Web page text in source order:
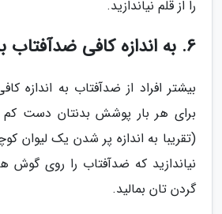
را از قلم نیاندازید.
6. به اندازه کافی ضدآفتاب بزنید
بیشتر افراد از ضدآفتاب به اندازه
(تقریبا به اندازه پر شدن یک لیوان
نیاندازید که ضدآفتاب را روی گوش
گردن تان بمالید.